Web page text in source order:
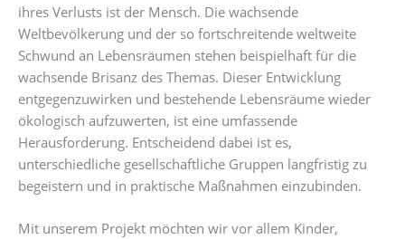
ihres Verlusts ist der Mensch. Die wachsende
Weltbevölkerung und der so fortschreitende weltweite
Schwund an Lebensräumen stehen beispielhaft für die
wachsende Brisanz des Themas. Dieser Entwicklung
entgegenzuwirken und bestehende Lebensräume wieder
ökologisch aufzuwerten, ist eine umfassende
Herausforderung. Entscheidend dabei ist es,
unterschiedliche gesellschaftliche Gruppen langfristig zu
begeistern und in praktische Maßnahmen einzubinden.
Mit unserem Projekt möchten wir vor allem Kinder,